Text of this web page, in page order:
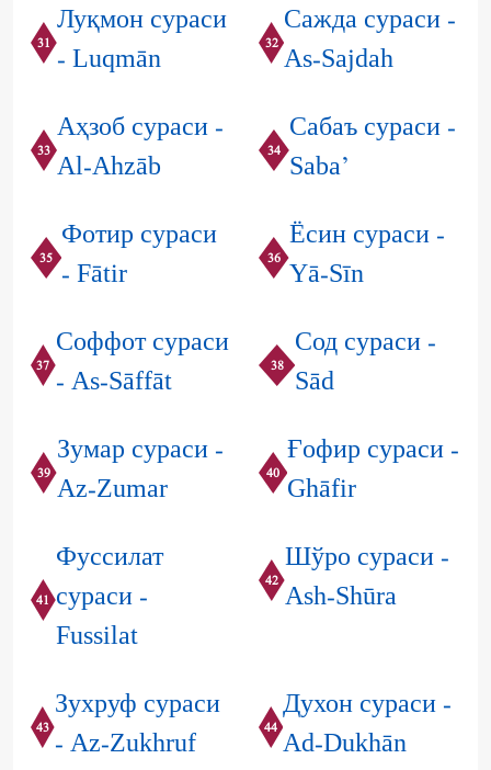
31 Луқмон сураси
- Luqmān
32 Сажда сураси -
As-Sajdah
33 Аҳзоб сураси -
Al-Ahzāb
34 Сабаъ сураси -
Saba’
35 Фотир сураси
- Fātir
36 Ёсин сураси -
Yā-Sīn
37 Соффот сураси
- As-Sāffāt
38 Сод сураси -
Sād
39 Зумар сураси -
Az-Zumar
40 Ғофир сураси -
Ghāfir
41
Фуссилат
сураси -
Fussilat
42 Шўро сураси -
Ash-Shūra
43 Зухруф сураси
- Az-Zukhruf
44 Духон сураси -
Ad-Dukhān